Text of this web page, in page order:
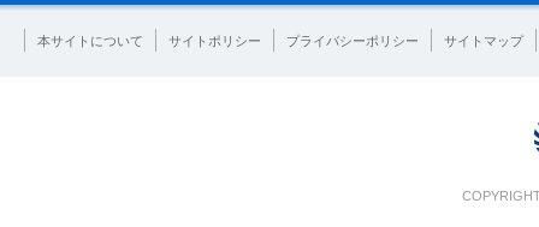
本サイトについて サイトポリシー プライバシーポリシー サイトマップ